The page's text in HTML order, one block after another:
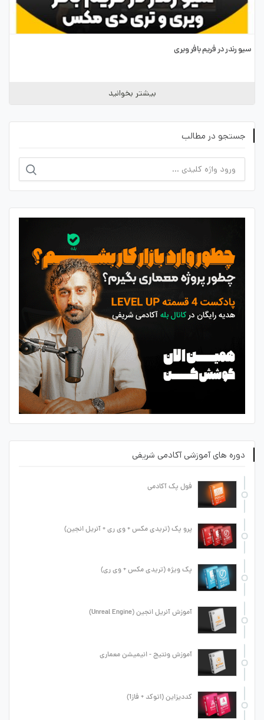
سیو رندر در فریم بافر ویری
بیشتر بخوانید
جستجو در مطالب
دوره های آموزشی آکادمی شریفی
فول پک آکادمی
پرو پک (تریدی مکس + وی ری + آنریل انجین)
پک ویژه (تریدی مکس + وی ری)
آموزش آنریل انجین (Unreal Engine)
آموزش ونتیج - انیمیشن معماری
کددیزاین (اتوکد + فاز1)